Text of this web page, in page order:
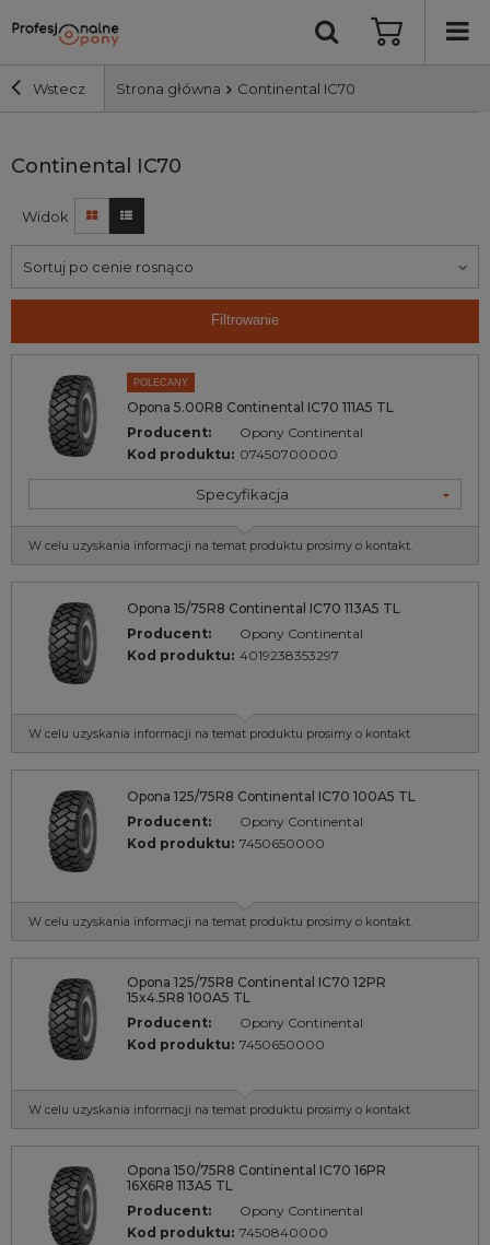
Wstecz Strona główna Continental IC70
Szerokość i profil
Średnica
Producent
Nośność
Wyszukaj
Continental IC70
Widok
Sortuj po cenie rosnąco
Filtrowanie
POLECANY
Opona 5.00R8 Continental IC70 111A5 TL
Producent:
Opony Continental
Kod produktu: 07450700000
Specyfikacja
W celu uzyskania informacji na temat produktu prosimy o kontakt.
Opona 15/75R8 Continental IC70 113A5 TL
Producent:
Opony Continental
Kod produktu: 4019238353297
W celu uzyskania informacji na temat produktu prosimy o kontakt.
Opona 125/75R8 Continental IC70 100A5 TL
Producent:
Opony Continental
Kod produktu: 7450650000
W celu uzyskania informacji na temat produktu prosimy o kontakt.
Opona 125/75R8 Continental IC70 12PR
15x4.5R8 100A5 TL
Producent:
Opony Continental
Kod produktu: 7450650000
W celu uzyskania informacji na temat produktu prosimy o kontakt.
Opona 150/75R8 Continental IC70 16PR
16X6R8 113A5 TL
Producent:
Opony Continental
Kod produktu: 7450840000